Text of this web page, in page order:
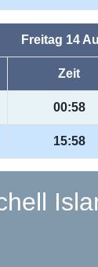
Freitag 14
Zeit
00:58
15:58